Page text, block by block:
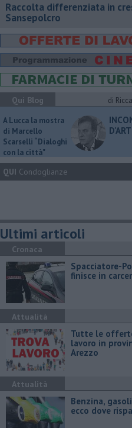
Raccolta differenziata in
Sansepolcro
Qui Blog
di
A Lucca la mostra
di Marcello
Scarselli “Dialoghi
con la città"
QUI Condoglianze
Ultimi articoli
Cronaca
Spacciatore-
finisce in
Attualità
​Tutte le
lavoro in
Arezzo
Attualità
​Benzina,
ecco dove